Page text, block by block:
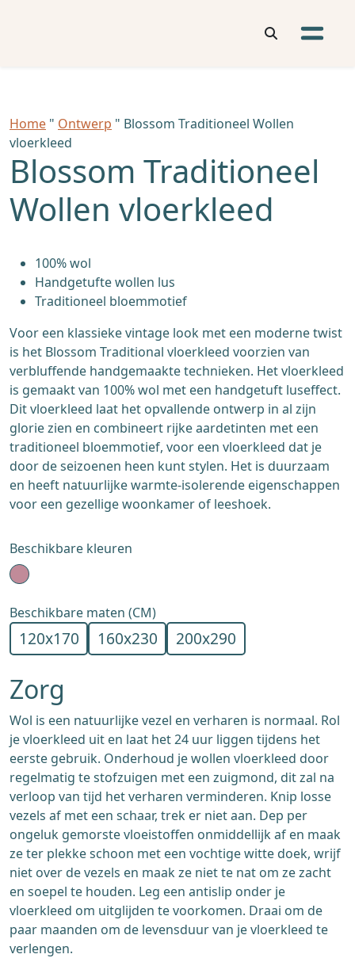
Home " Ontwerp " Blossom Traditioneel Wollen
vloerkleed
Blossom Traditioneel
Wollen vloerkleed
100% wol
Handgetufte wollen lus
Traditioneel bloemmotief
Voor een klassieke vintage look met een moderne twist
is het Blossom Traditional vloerkleed voorzien van
verbluffende handgemaakte technieken. Het vloerkleed
is gemaakt van 100% wol met een handgetuft luseffect.
Dit vloerkleed laat het opvallende ontwerp in al zijn
glorie zien en combineert rijke aardetinten met een
traditioneel bloemmotief, voor een vloerkleed dat je
door de seizoenen heen kunt stylen. Het is duurzaam
en heeft natuurlijke warmte-isolerende eigenschappen
voor een gezellige woonkamer of leeshoek.
Beschikbare kleuren
Beschikbare maten (CM)
120x170 160x230 200x290
Zorg
Wol is een natuurlijke vezel en verharen is normaal. Rol
je vloerkleed uit en laat het 24 uur liggen tijdens het
eerste gebruik. Onderhoud je wollen vloerkleed door
regelmatig te stofzuigen met een zuigmond, dit zal na
verloop van tijd het verharen verminderen. Knip losse
vezels af met een schaar, trek er niet aan. Dep per
ongeluk gemorste vloeistoffen onmiddellijk af en maak
ze ter plekke schoon met een vochtige witte doek, wrijf
niet over de vezels en maak ze niet te nat om ze zacht
en soepel te houden. Leg een antislip onder je
vloerkleed om uitglijden te voorkomen. Draai om de
paar maanden om de levensduur van je vloerkleed te
verlengen.